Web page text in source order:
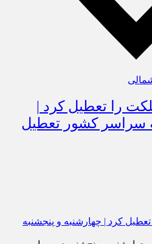
را تعطیل کرد |
سراسر کشور تعطیل